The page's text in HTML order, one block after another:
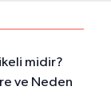
midir?
ve Neden